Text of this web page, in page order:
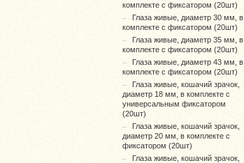
комплекте с фиксатором (20шт)
Глаза живые, диаметр 30 мм, в
комплекте с фиксатором (20шт)
Глаза живые, диаметр 35 мм, в
комплекте с фиксатором (20шт)
Глаза живые, диаметр 43 мм, в
комплекте с фиксатором (20шт)
Глаза живые, кошачий зрачок,
диаметр 18 мм, в комплекте с
универсальным фиксатором
(20шт)
Глаза живые, кошачий зрачок,
диаметр 20 мм, в комплекте с
фиксатором (20шт)
Глаза живые, кошачий зрачок,